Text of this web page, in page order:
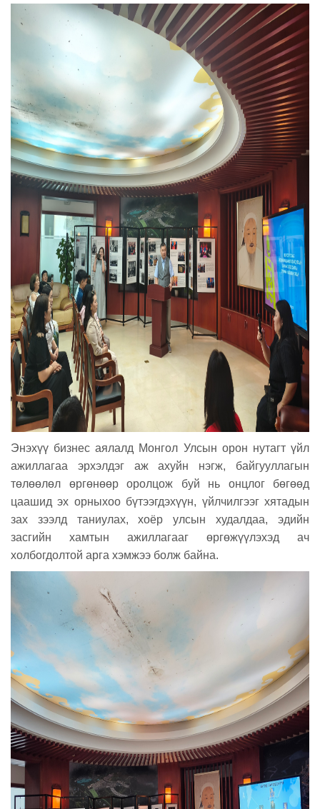
Энэхүү бизнес аялалд Монгол Улсын орон нутагт үйл
ажиллагаа эрхэлдэг аж ахуйн нэгж, байгууллагын
төлөөлөл өргөнөөр оролцож буй нь онцлог бөгөөд
цаашид эх орныхоо бүтээгдэхүүн, үйлчилгээг хятадын
зах зээлд таниулах, хоёр улсын худалдаа, эдийн
засгийн хамтын ажиллагааг өргөжүүлэхэд ач
холбогдолтой арга хэмжээ болж байна.